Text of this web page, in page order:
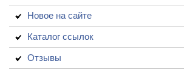
Новое на сайте
Каталог ссылок
Отзывы